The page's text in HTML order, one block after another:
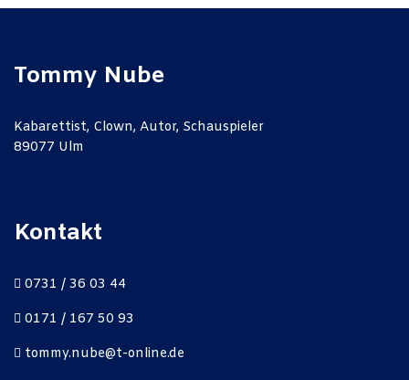
Tommy Nube
Kabarettist, Clown, Autor, Schauspieler
89077 Ulm
Kontakt
0731 / 36 03 44
0171 / 167 50 93
tommy.nube@t-online.de